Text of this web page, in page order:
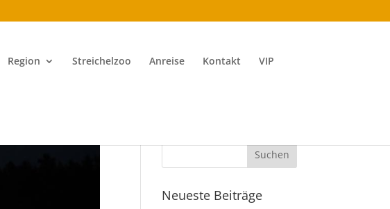
Region Streichelzoo Anreise Kontakt VIP
Neueste Beiträge